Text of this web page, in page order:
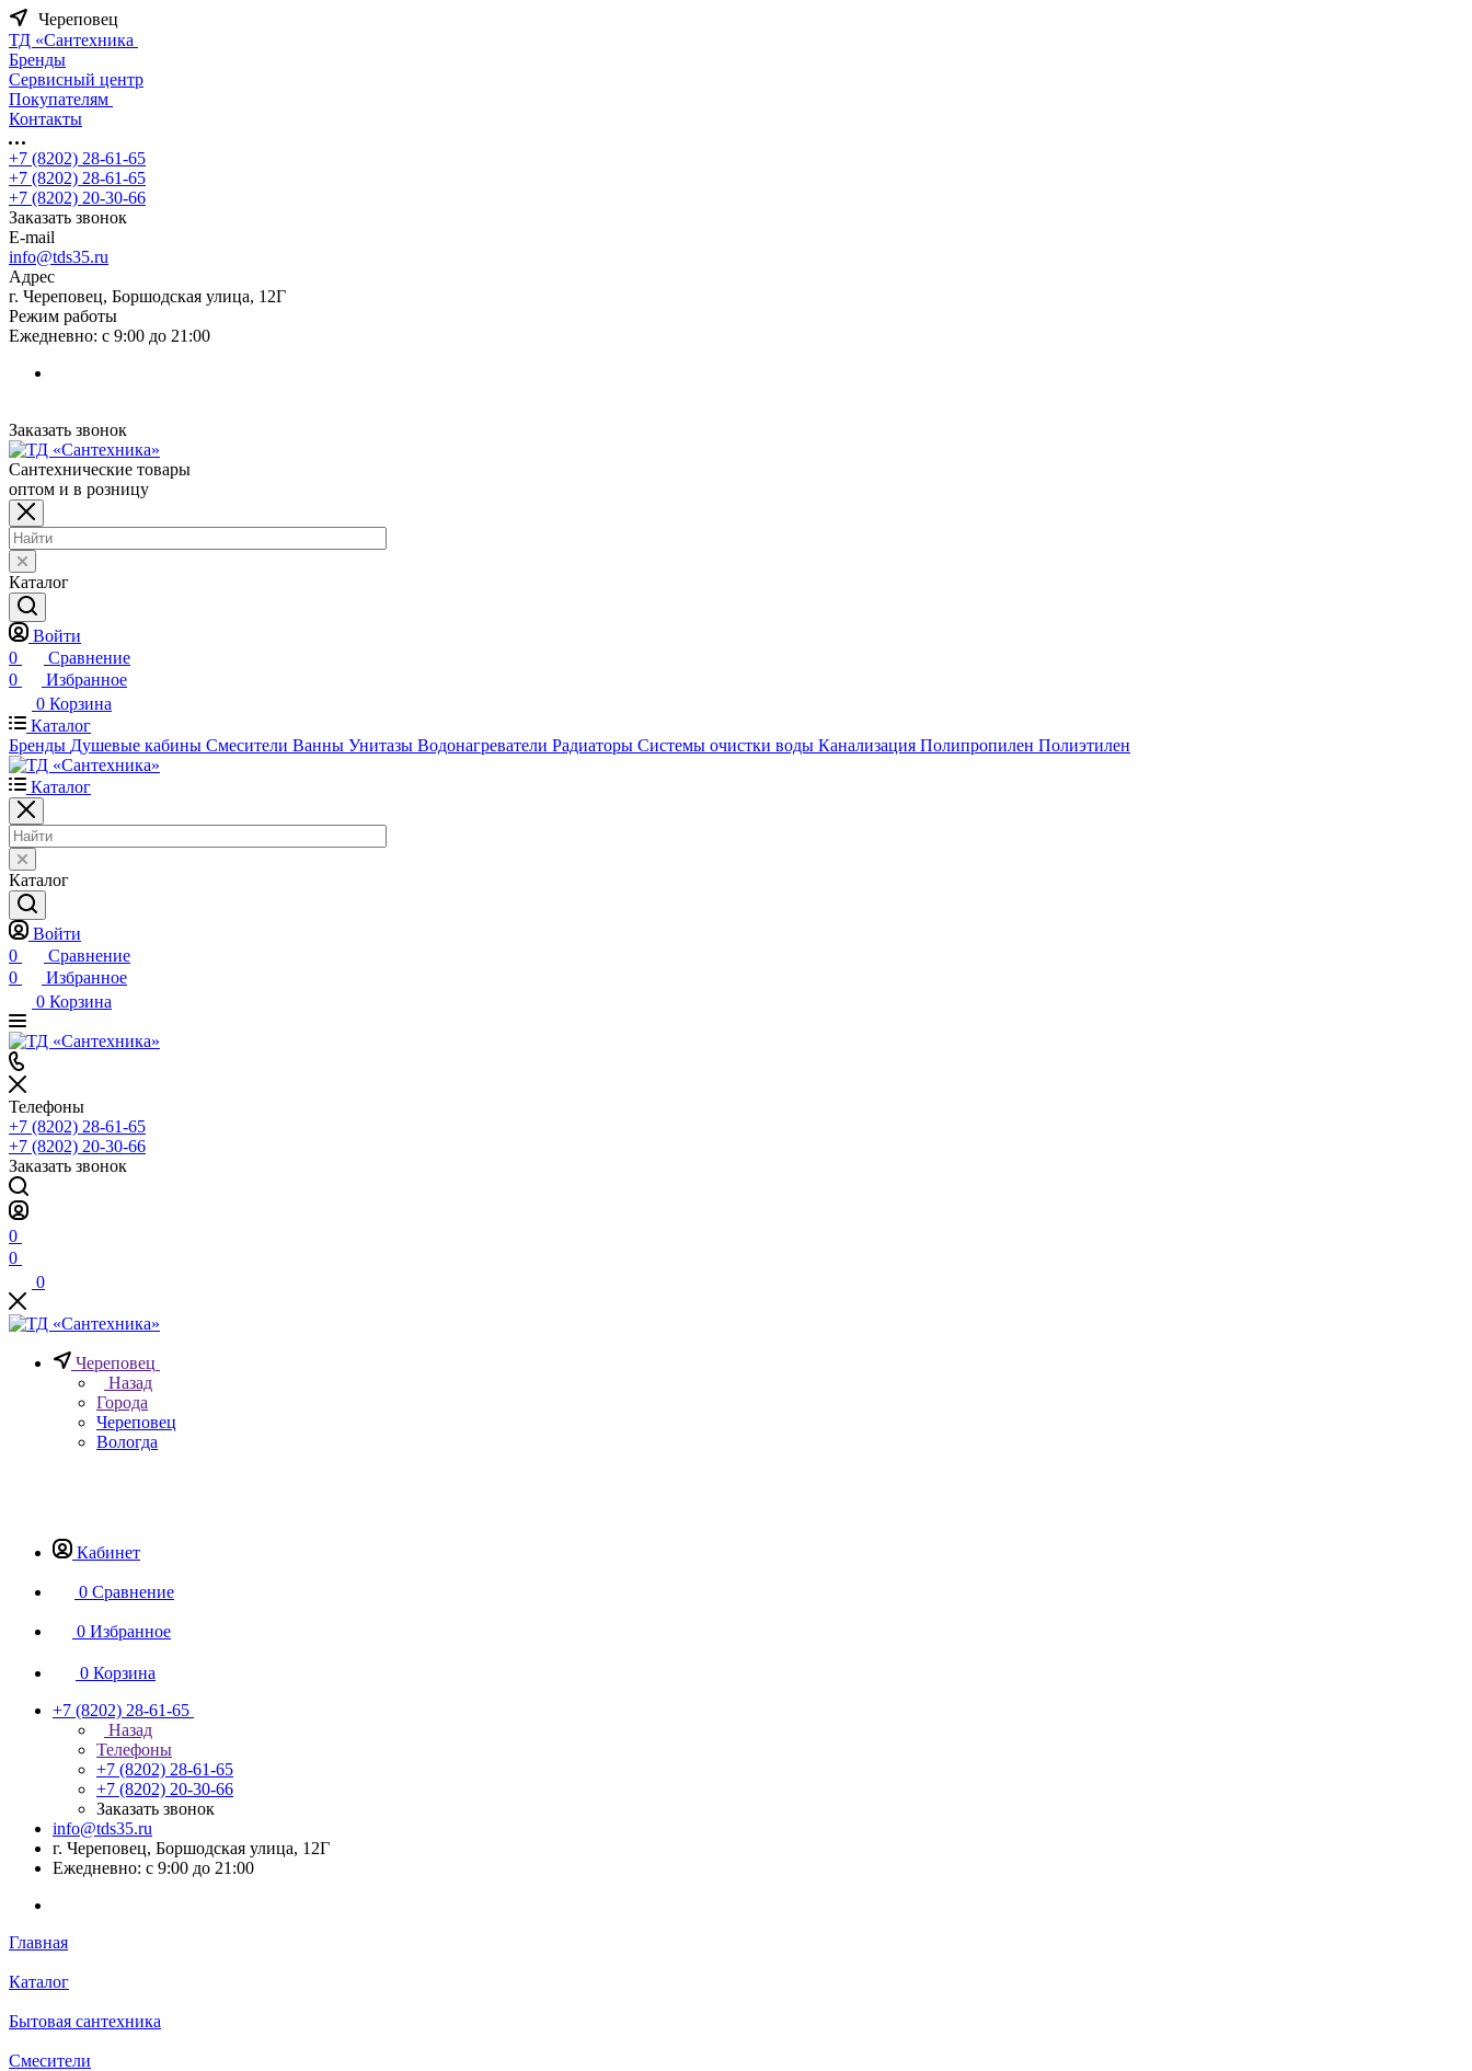
Череповец
ТД «Сантехника
Бренды
Сервисный центр
Покупателям
Контакты
+7 (8202) 28‑61-65
+7 (8202) 28‑61-65
+7 (8202) 20‑30-66
Заказать звонок
E-mail
info@tds35.ru
Адрес
г. Череповец, Боршодская улица, 12Г
Режим работы
Ежедневно: с 9:00 до 21:00
Заказать звонок
Сантехнические товары
оптом и в розницу
Каталог
Войти
0
Сравнение
0
Избранное
0 Корзина
Каталог
Бренды Душевые кабины Смесители Ванны Унитазы Водонагреватели Радиаторы Системы очистки воды Канализация Полипропилен Полиэтилен
Каталог
Каталог
Войти
0
Сравнение
0
Избранное
0 Корзина
Телефоны
+7 (8202) 28‑61-65
+7 (8202) 20‑30-66
Заказать звонок
0
0
0
Череповец
Назад
Города
Череповец
Вологда
Кабинет
0 Сравнение
0 Избранное
0 Корзина
+7 (8202) 28‑61-65
Назад
Телефоны
+7 (8202) 28‑61-65
+7 (8202) 20‑30-66
Заказать звонок
info@tds35.ru
г. Череповец, Боршодская улица, 12Г
Ежедневно: с 9:00 до 21:00
Главная
Каталог
Бытовая сантехника
Смесители